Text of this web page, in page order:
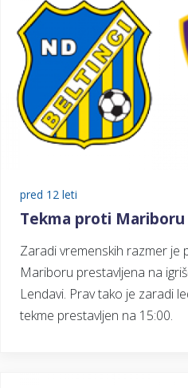
pred 12 leti
Tekma proti Mariboru
Zaradi vremenskih razmer je
Mariboru prestavljena na
Lendavi. Prav tako je zaradi
tekme prestavljen na 15:00.